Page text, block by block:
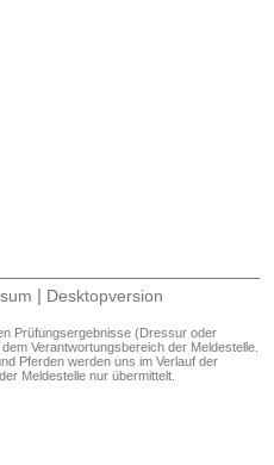
| Desktopversion
Prüfungsergebnisse (Dressur oder
Verantwortungsbereich der Meldestelle.
Pferden werden uns im Verlauf der
Meldestelle nur übermittelt.